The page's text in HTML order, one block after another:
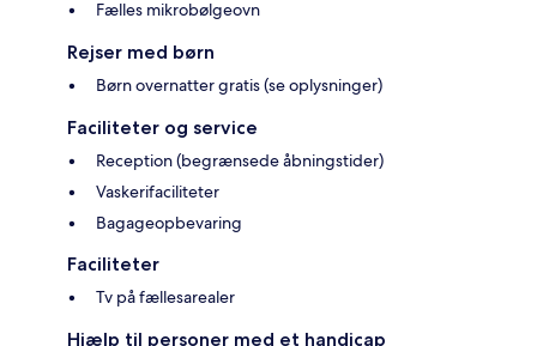
Fælles mikrobølgeovn
Rejser med børn
Børn overnatter gratis (se oplysninger)
Faciliteter og service
Reception (begrænsede åbningstider)
Vaskerifaciliteter
Bagageopbevaring
Faciliteter
Tv på fællesarealer
Hjælp til personer med et handicap